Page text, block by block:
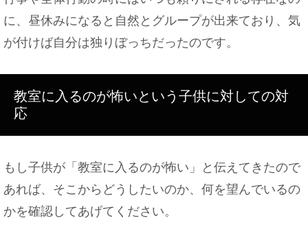
に、昼休みになると自然とグループが出来ており、気
が付けば自分は独りぼっちだったのです。
教室に入るのが怖いという子供に対しての対
応
もし子供が「教室に入るのが怖い」と伝えてきたので
あれば、そこからどうしたいのか、何を望んでいるの
かを確認してあげてください。